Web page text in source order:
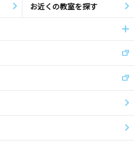
お近くの教室を探す